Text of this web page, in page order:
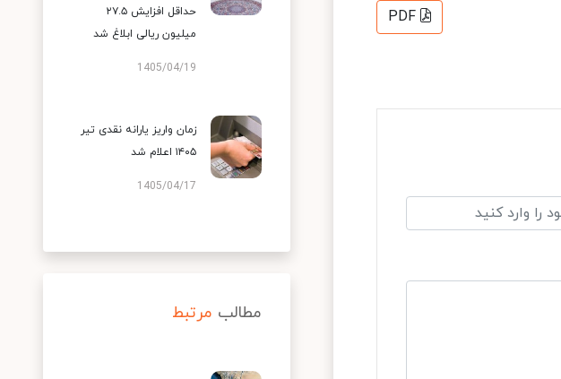
PDF
حداقل افزایش ۲۷.۵
میلیون ریالی ابلاغ شد
1405/04/19
زمان واریز یارانه نقدی تیر
۱۴۰۵ اعلام شد
1405/04/17
مطالب مرتبط